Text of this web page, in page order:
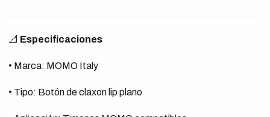
📐 Especificaciones
• Marca: MOMO Italy
• Tipo: Botón de claxon lip plano